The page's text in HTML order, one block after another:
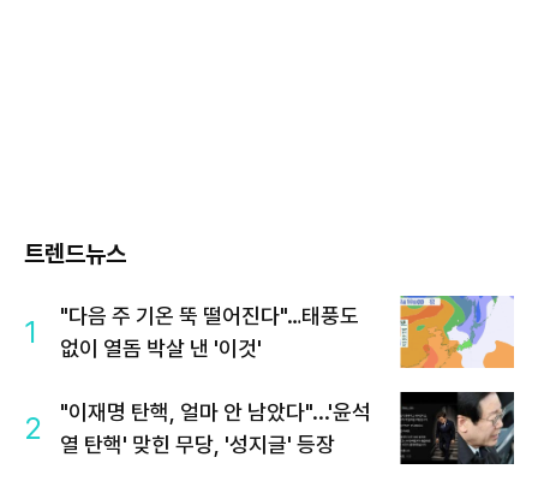
트렌드뉴스
1
"다음 주 기온 뚝 떨어진다"…태풍도
없이 열돔 박살 낸 '이것'
2
"이재명 탄핵, 얼마 안 남았다"...'윤석
열 탄핵' 맞힌 무당, '성지글' 등장